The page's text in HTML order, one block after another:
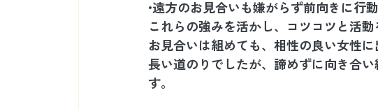
•遠方のお見合いも嫌がらず前向きに行動
これらの強みを活かし、コツコツと活動
お見合いは組めても、相性の良い女性に
長い道のりでしたが、諦めずに向き合
す。